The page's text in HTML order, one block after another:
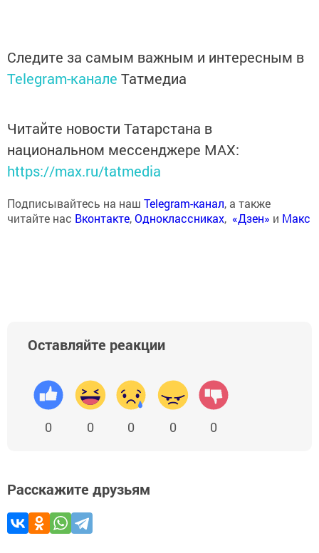
Следите за самым важным и интересным в
Telegram-канале Татмедиа
Читайте новости Татарстана в
национальном мессенджере MАХ:
https://max.ru/tatmedia
Подписывайтесь на наш Telegram-канал, а также
читайте нас Вконтакте,Одноклассниках, «Дзен» и Макс
Оставляйте реакции
0 0 0 0 0
Расскажите друзьям